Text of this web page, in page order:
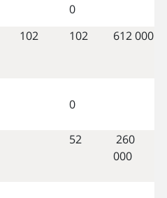
0
102 102 612 000
0
52
260
000